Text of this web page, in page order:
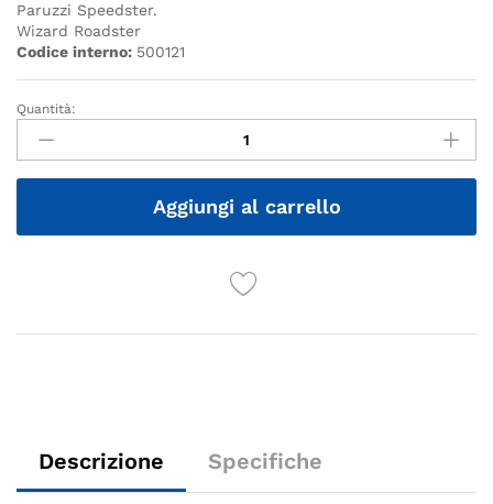
Paruzzi Speedster.
Wizard Roadster
Codice interno: 500121
Quantità
Quantità:
Aggiungi al carrello
Descrizione Specifiche